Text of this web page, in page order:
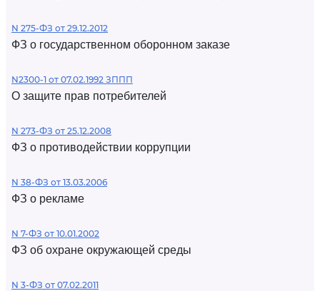
N 275-ФЗ от 29.12.2012
ФЗ о государственном оборонном заказе
N2300-1 от 07.02.1992 ЗППП
О защите прав потребителей
N 273-ФЗ от 25.12.2008
ФЗ о противодействии коррупции
N 38-ФЗ от 13.03.2006
ФЗ о рекламе
N 7-ФЗ от 10.01.2002
ФЗ об охране окружающей среды
N 3-ФЗ от 07.02.2011